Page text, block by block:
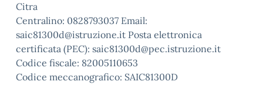
Citra
Centralino: 0828793037 Email:
saic81300d@istruzione.it Posta elettronica
certificata (PEC): saic81300d@pec.istruzione.it
Codice fiscale: 82005110653
Codice meccanografico: SAIC81300D